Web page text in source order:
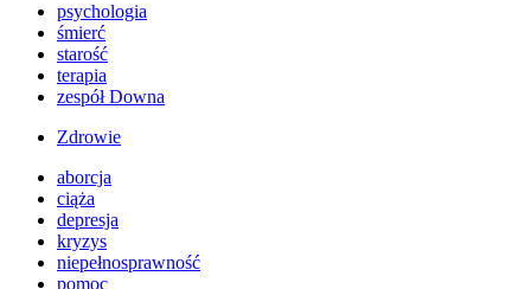
psychologia
śmierć
starość
terapia
zespół Downa
Zdrowie
aborcja
ciąża
depresja
kryzys
niepełnosprawność
pomoc